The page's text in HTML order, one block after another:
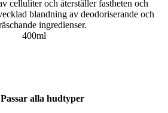
celluliter och återställer fastheten och
blandning av deodoriserande och
ingredienser.
400ml
alla hudtyper